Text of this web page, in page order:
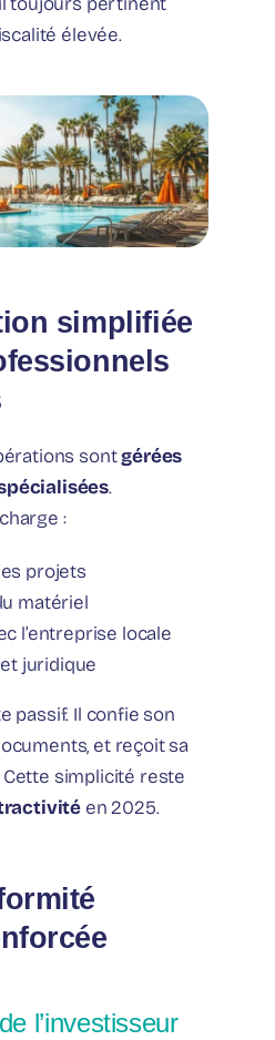
élevée.
simplifiée
sontgérées
.
:
projets
matériel
l’entreprise locale
juridique
passif. Il confie son
et reçoit sa
simplicité reste
en 2025.
l’investisseur